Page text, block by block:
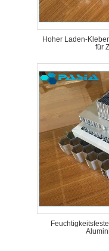
Hoher Laden-
für